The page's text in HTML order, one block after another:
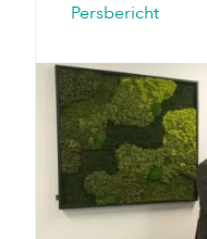
Persbericht